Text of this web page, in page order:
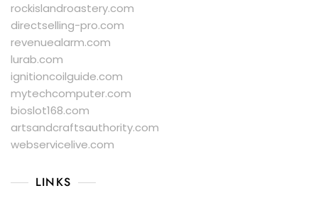
rockislandroastery.com
directselling-pro.com
revenuealarm.com
lurab.com
ignitioncoilguide.com
mytechcomputer.com
bioslot168.com
artsandcraftsauthority.com
webservicelive.com
LINKS